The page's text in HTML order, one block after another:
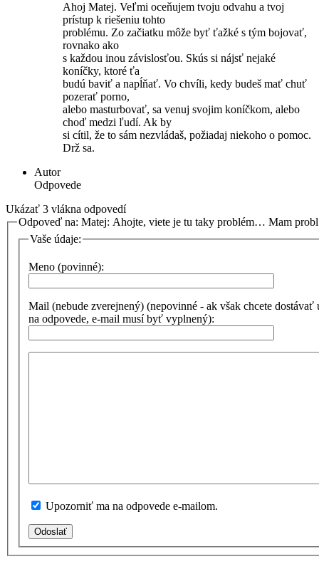
Ahoj Matej. Veľmi oceňujem tvoju odvahu a tvoj
prístup k riešeniu tohto
problému. Zo začiatku môže byť ťažké s tým bojovať,
rovnako ako
s každou inou závislosťou. Skús si nájsť nejaké
koníčky, ktoré ťa
budú baviť a napĺňať. Vo chvíli, kedy budeš mať chuť
pozerať porno,
alebo masturbovať, sa venuj svojim koníčkom, alebo
choď medzi ľudí. Ak by
si cítil, že to sám nezvládaš, požiadaj niekoho o pomoc.
Drž sa.
Autor
Odpovede
Ukázať 3 vlákna odpovedí
Odpoveď na: Matej: Ahojte, viete je tu taky problém… Mam
Vaše údaje:
Meno (povinné):
Mail (nebude zverejnený) (nepovinné - ak však chcete dostávať
na odpovede, e-mail musí byť vyplnený):
Upozorniť ma na odpovede e-mailom.
Odoslať